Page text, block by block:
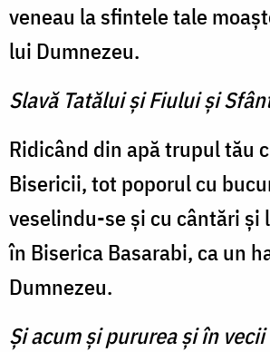
veneau la sfintele tale
lui Dumnezeu.
Slavă Tatălui şi Fiului şi
Ridicând din apă trupul tău
Bisericii, tot po­porul cu
veselindu-se şi cu cântări şi
în Biserica Basarabi, ca un
Dumnezeu.
Şi acum şi pururea şi în